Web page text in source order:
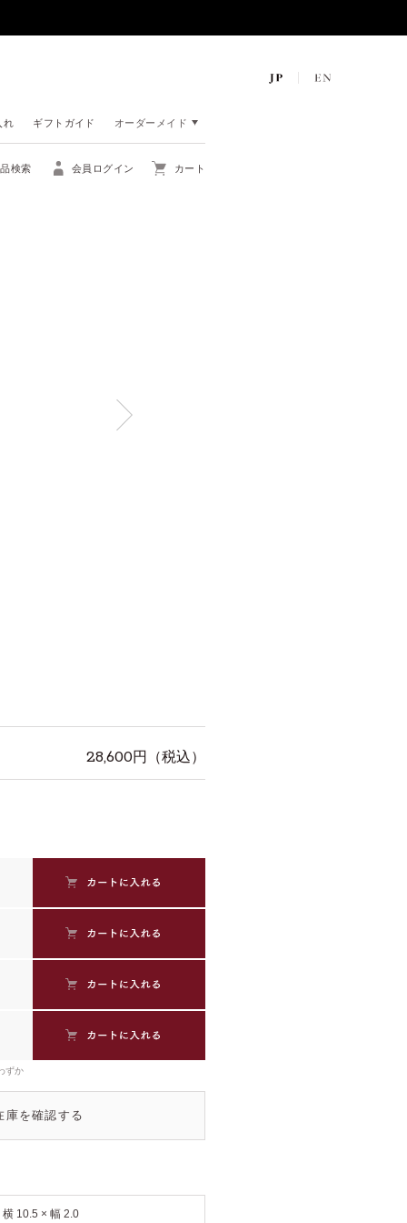
れ ギフトガイド オーダーメイド
検索 会員ログイン カート
28,600円（税込）
ずか
庫を確認する
横 10.5 × 幅 2.0